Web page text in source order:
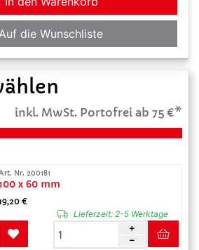
die Wunschliste
inkl. MwSt. Portofrei ab 75 €*
Nr. 200181
x 60 mm
€
Lieferzeit:2-5 Werktage